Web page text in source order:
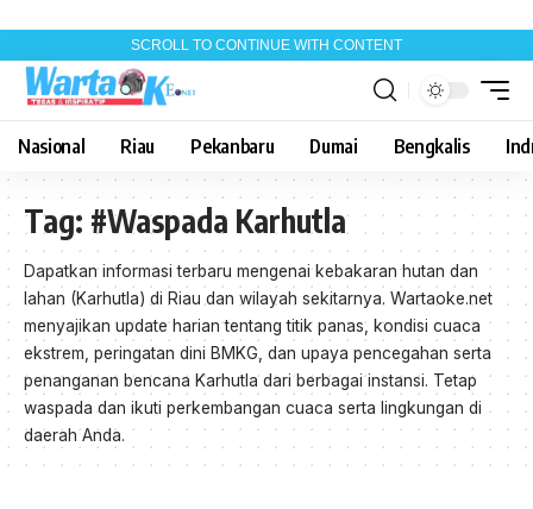
SCROLL TO CONTINUE WITH CONTENT
Nasional Riau Pekanbaru Dumai Bengkalis
Tag: #Waspada Karhutla
Dapatkan informasi terbaru mengenai kebakaran hutan dan
lahan (Karhutla) di Riau dan wilayah sekitarnya. Wartaoke.net
menyajikan update harian tentang titik panas, kondisi cuaca
ekstrem, peringatan dini BMKG, dan upaya pencegahan serta
penanganan bencana Karhutla dari berbagai instansi. Tetap
waspada dan ikuti perkembangan cuaca serta lingkungan di
daerah Anda.